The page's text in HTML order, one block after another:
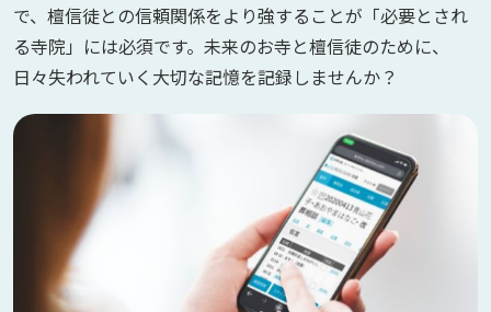
で、檀信徒との信頼関係をより強することが「必要とされ
る寺院」には必須です。未来のお寺と檀信徒のために、
日々失われていく大切な記憶を記録しませんか？